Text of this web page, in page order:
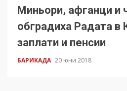
Миньори, афганци и
обградиха Радата в
заплати и пенсии
БАРИКАДА 20 юни 2018